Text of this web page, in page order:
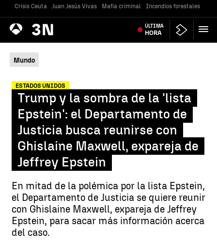
Crisis Ceuta Juan Jesús Vivas Mafia criminal Incendios forestales
Antena
3 Noticias ÚLTIMA
HORA
Mundo
ESTADOS UNIDOS
Trump y la sombra de la 'lista
Epstein': el Departamento de
Justicia busca reunirse con
Ghislaine Maxwell, expareja de
Jeffrey Epstein
En mitad de la polémica por la lista Epstein,
el Departamento de Justicia se quiere reunir
con Ghislaine Maxwell, expareja de Jeffrey
Epstein, para sacar más información acerca
del caso.